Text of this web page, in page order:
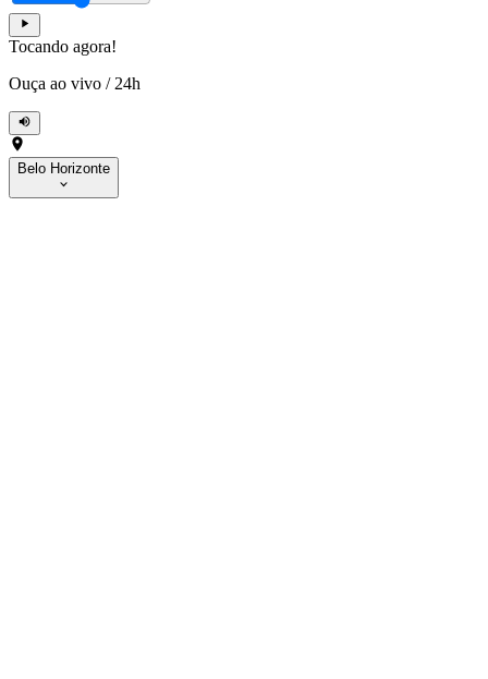
Tocando agora!
Ouça ao vivo / 24h
Belo Horizonte